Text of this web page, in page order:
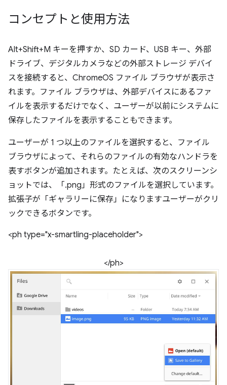
コンセプトと使用方法
Alt+Shift+M キーを押すか、SD カード、USB キー、外部
ドライブ、デジタルカメラなどの外部ストレージ デバイ
スを接続すると、ChromeOS ファイル ブラウザが表示さ
れます。ファイル ブラウザは、外部デバイスにあるファ
イルを表示するだけでなく、ユーザーが以前にシステムに
保存したファイルを表示することもできます。
ユーザーが 1 つ以上のファイルを選択すると、ファイル
ブラウザによって、それらのファイルの有効なハンドラを
表すボタンが追加されます。たとえば、次のスクリーンシ
ョットでは、「.png」形式のファイルを選択しています。
拡張子が「ギャラリーに保存」になりますユーザーがクリ
ックできるボタンです。
<ph type="x-smartling-placeholder">
</ph>